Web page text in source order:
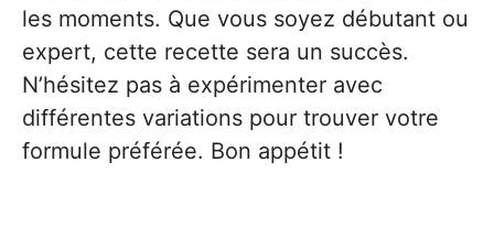
les moments. Que vous soyez débutant ou
expert, cette recette sera un succès.
N’hésitez pas à expérimenter avec
différentes variations pour trouver votre
formule préférée. Bon appétit !